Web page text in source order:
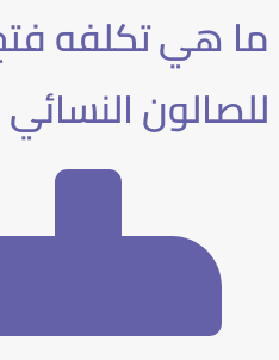
ما هي تكلفه
للصالون